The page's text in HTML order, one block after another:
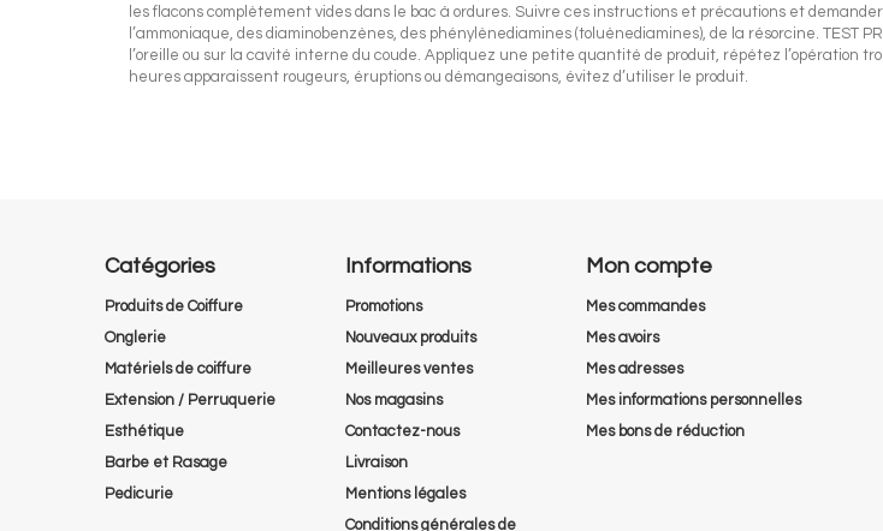
les flacons complètement vides dans le bac à ordures. Suivre ces instructions et précautions et
l’ammoniaque, des diaminobenzènes, des phénylènediamines (toluènediamines), de la résorcine. TEST
l’oreille ou sur la cavité interne du coude. Appliquez une petite quantité de produit, répétez l’opération
heures apparaissent rougeurs, éruptions ou démangeaisons, évitez d’utiliser le produit.
Catégories
Produits de Coiffure
Onglerie
Matériels de coiffure
Extension / Perruquerie
Esthétique
Barbe et Rasage
Pedicurie
Informations
Promotions
Nouveaux produits
Meilleures ventes
Nos magasins
Contactez-nous
Livraison
Mentions légales
Conditions générales de
Mon compte
Mes commandes
Mes avoirs
Mes adresses
Mes informations personnelles
Mes bons de réduction